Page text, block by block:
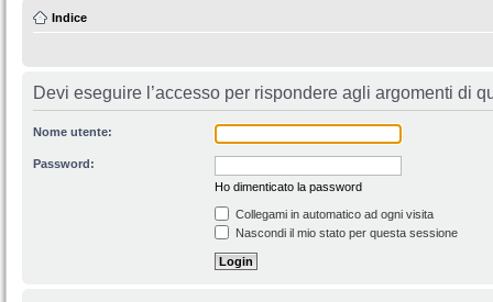
Indice
Devi eseguire l’accesso per rispondere agli argomenti di
Nome utente:
Password:
Ho dimenticato la password
Collegami in automatico ad ogni visita
Nascondi il mio stato per questa sessione